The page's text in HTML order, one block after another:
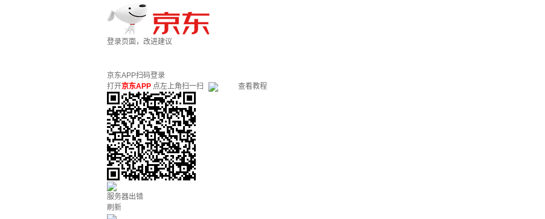
登录页面，改进建议
京东APP扫码登录
打开京东APP 点左上角扫一扫 查看教程
服务器出错
刷新